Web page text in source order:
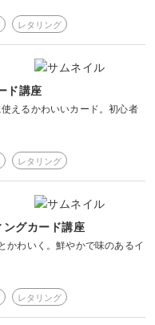
レタリング
ド講座
えるかわいいカード。初心者
レタリング
グカード講座
かわいく。鮮やかで味のあるイ
レタリング